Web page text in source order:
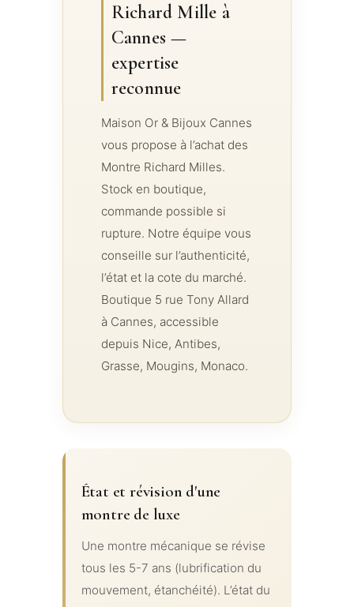
Richard Mille à
Cannes —
expertise
reconnue
Maison Or & Bijoux Cannes
vous propose à l’achat des
Montre Richard Milles.
Stock en boutique,
commande possible si
rupture. Notre équipe vous
conseille sur l’authenticité,
l’état et la cote du marché.
Boutique 5 rue Tony Allard
à Cannes, accessible
depuis Nice, Antibes,
Grasse, Mougins, Monaco.
État et révision d'une
montre de luxe
Une montre mécanique se révise
tous les 5-7 ans (lubrification du
mouvement, étanchéité). L’état du